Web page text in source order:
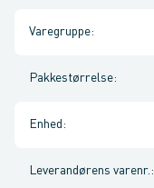
Varegruppe:
Pakkestørrelse:
Enhed :
Leverandørens varenr. :